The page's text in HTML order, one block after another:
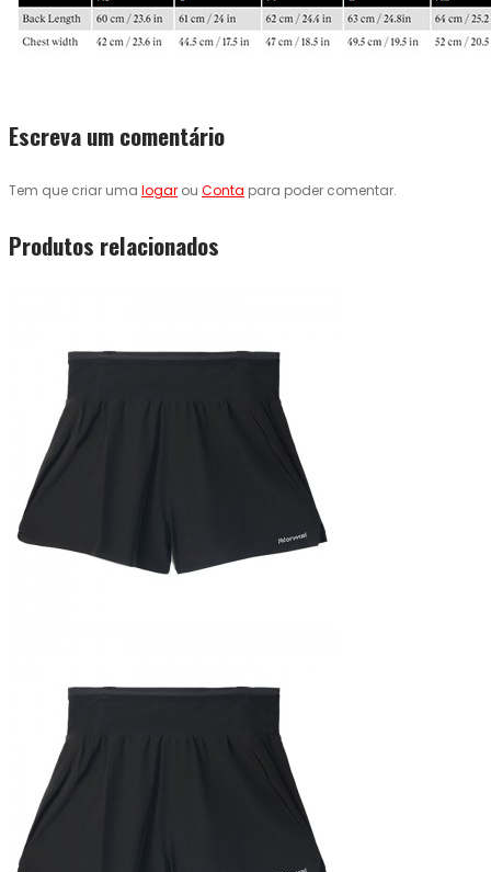
Escreva um comentário
Tem que criar uma logar ou Conta para poder comentar.
Produtos relacionados